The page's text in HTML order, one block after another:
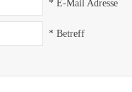
* E-Mail Adresse
* Betreff